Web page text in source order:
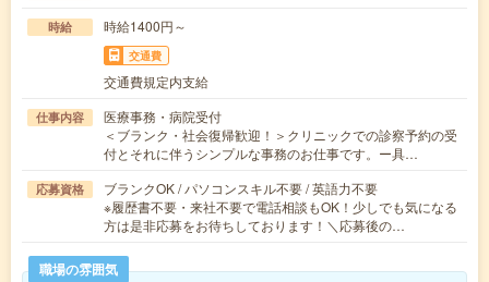
時給 時給1400円～
交通費
交通費規定内支給
仕事内容
医療事務・病院受付
＜ブランク・社会復帰歓迎！＞クリニックでの診察予約の受
付とそれに伴うシンプルな事務のお仕事です。ー具…
応募資格
ブランクOK / パソコンスキル不要 / 英語力不要
※履歴書不要・来社不要で電話相談もOK！少しでも気になる
方は是非応募をお待ちしております！＼応募後の…
職場の雰囲気